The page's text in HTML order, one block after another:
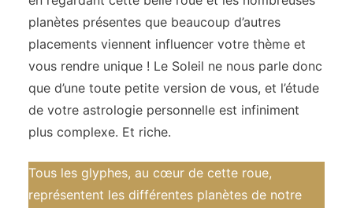
planètes présentes que beaucoup d’autres
placements viennent influencer votre thème et
vous rendre unique ! Le Soleil ne nous parle donc
que d’une toute petite version de vous, et l’étude
de votre astrologie personnelle est infiniment
plus complexe. Et riche.
Tous les glyphes, au cœur de cette roue,
représentent les différentes planètes de notre